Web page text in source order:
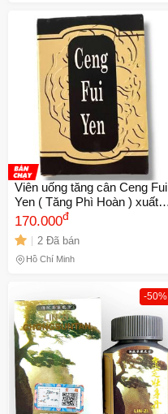
Viên uống tăng cân Ceng Fui
Yen ( Tăng Phì Hoàn ) xuất
xứ Malaysia giúp ăn ngon
miệng, ngủ ngon - Mã 1071 -
1 738661
170.000đ
2 Đã bán
Hồ Chí Minh
-50%